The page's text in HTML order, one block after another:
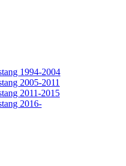
1994-2004
2005-2011
2011-2015
2016-